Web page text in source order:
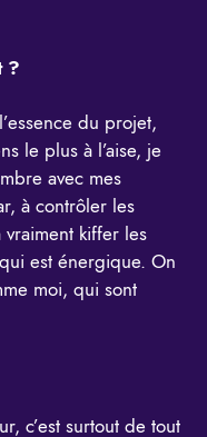
?
du projet,
le plus à l’aise, je
avec mes
à contrôler les
kiffer les
est énergique. On
moi, qui sont
c’est surtout de tout